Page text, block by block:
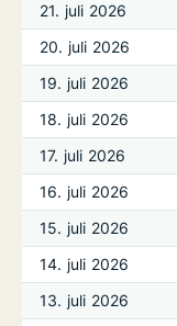
21. juli 2026
20. juli 2026
19. juli 2026
18. juli 2026
17. juli 2026
16. juli 2026
15. juli 2026
14. juli 2026
13. juli 2026